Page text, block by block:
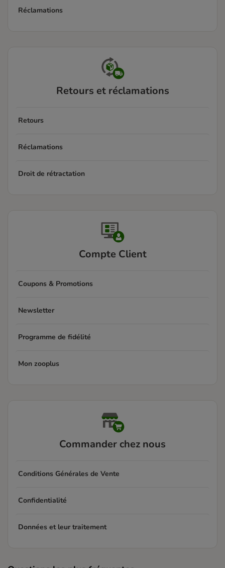
Réclamations
Retours et réclamations
Retours
Réclamations
Droit de rétractation
Compte Client
Coupons & Promotions
Newsletter
Programme de fidélité
Mon zooplus
Commander chez nous
Conditions Générales de Vente
Confidentialité
Données et leur traitement